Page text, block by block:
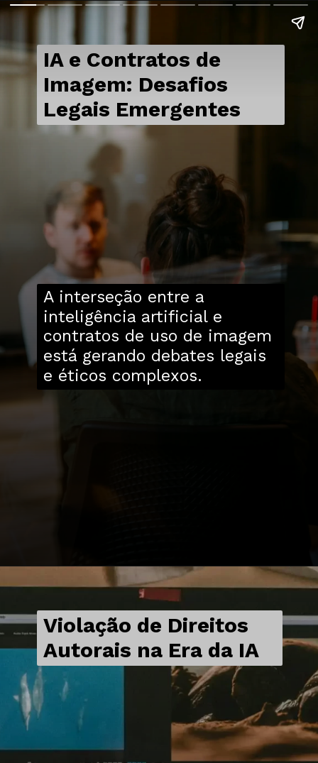
IA e Contratos de
Imagem: Desafios
Legais Emergentes
A interseção entre a
inteligência artificial e
contratos de uso de imagem
está gerando debates legais
e éticos complexos.
Violação de Direitos
Autorais na Era da IA